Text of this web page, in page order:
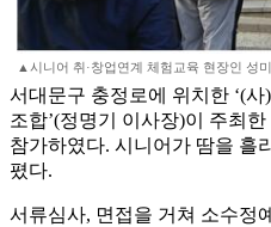
▲시니어 취·창업연계 체험교육 현장인 성
서대문구 충정로에 위치한 ‘(
조합’(정명기 이사장)이 주최한
참가하였다. 시니어가 땀을 흘
폈다.
서류심사, 면접을 거쳐 소수정